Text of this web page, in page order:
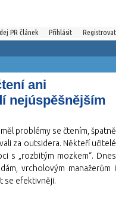
PR článek Přihlásit Registrovat
ani
nejúspěšnějším
problémy se čtením, špatně
za outsidera. Někteří učitelé
s „rozbitým mozkem“. Dnes
vrcholovým manažerům i
se efektivněji.